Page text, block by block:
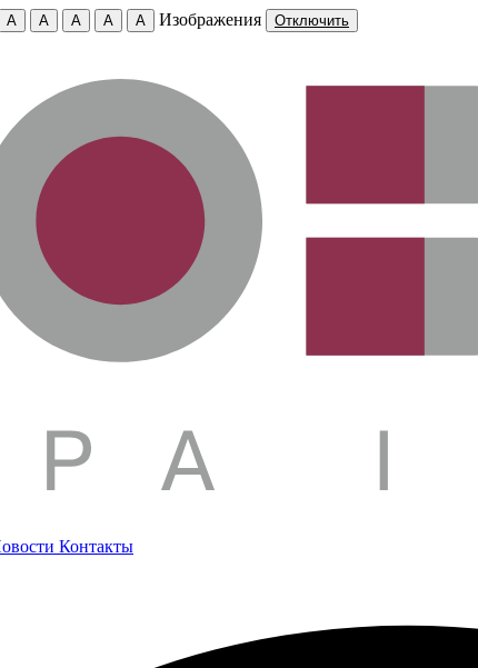
A A A A A Изображения Отключить
Контакты